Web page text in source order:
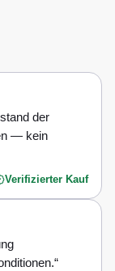
der
— kein
Verifizierter Kauf
“